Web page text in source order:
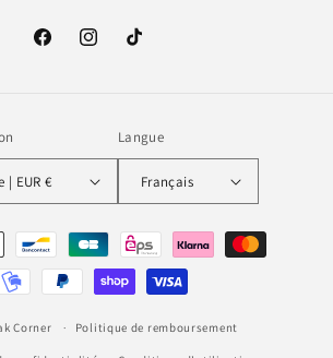
FacebookInstagramTikTok
France | EUR €
Langue
Français
Corner Politique de remboursement